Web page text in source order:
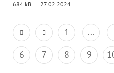
684 kB
27.02.2024
1 ...
6
7 8 9